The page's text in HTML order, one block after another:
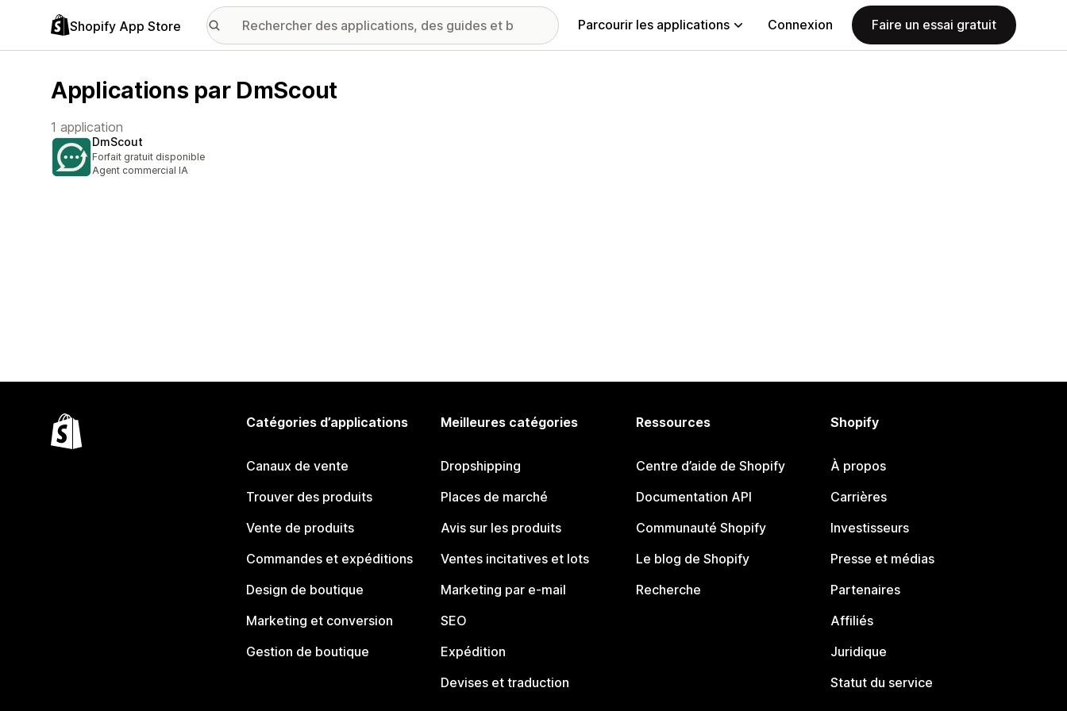
Shopify App Store Parcourir les applications Connexion Faire un essai gratuit
Applications par DmScout
1 application
DmScout
Forfait gratuit disponible
Agent commercial IA
Catégories d’applications
Canaux de vente
Trouver des produits
Vente de produits
Commandes et expéditions
Design de boutique
Marketing et conversion
Gestion de boutique
Meilleures catégories
Dropshipping
Places de marché
Avis sur les produits
Ventes incitatives et lots
Marketing par e-mail
SEO
Expédition
Devises et traduction
Ressources
Centre d’aide de Shopify
Documentation API
Communauté Shopify
Le blog de Shopify
Recherche
Shopify
À propos
Carrières
Investisseurs
Presse et médias
Partenaires
Affiliés
Juridique
Statut du service